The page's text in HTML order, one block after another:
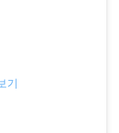
기